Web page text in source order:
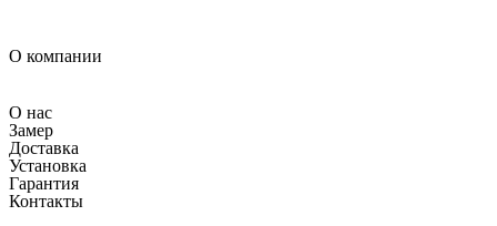
О компании
О нас
Замер
Доставка
Установка
Гарантия
Контакты